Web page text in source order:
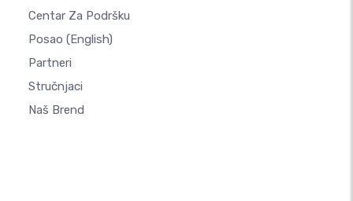
Centar Za Podršku
Posao (English)
Partneri
Stručnjaci
Naš Brend